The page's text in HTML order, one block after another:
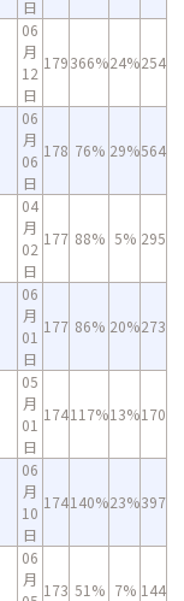
日
06
月
12
日
179366%24%254
06
月
06
日
178 76% 29%564
04
月
02
日
177 88% 5% 295
06
月
01
日
177 86% 20%273
05
月
01
日
174117%13%170
06
月
10
日
174140%23%397
06
月
173 51% 7% 144